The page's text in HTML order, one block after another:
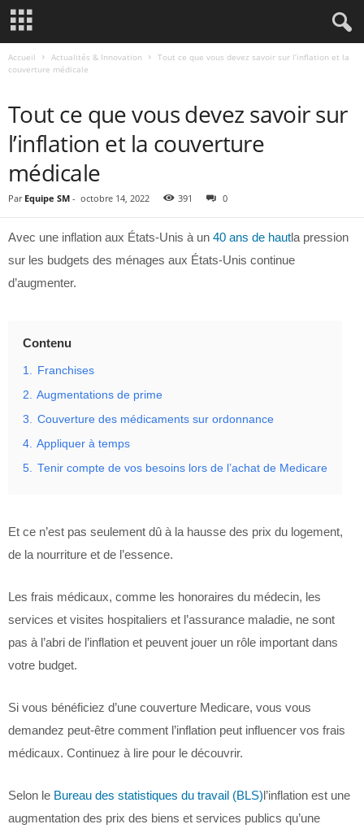
Accueil Actualités & Innovation
Tout ce que vous devez savoir sur l’inflation et la
couverture médicale
Tout ce que vous devez savoir sur
l’inflation et la couverture
médicale
Par Equipe SM - octobre 14, 2022 391 0
Avec une inflation aux États-Unis à un 40 ans de hautla pression
sur les budgets des ménages aux États-Unis continue
d’augmenter.
Contenu
1. Franchises
2. Augmentations de prime
3. Couverture des médicaments sur ordonnance
4. Appliquer à temps
5. Tenir compte de vos besoins lors de l’achat de Medicare
Et ce n’est pas seulement dû à la hausse des prix du logement,
de la nourriture et de l’essence.
Les frais médicaux, comme les honoraires du médecin, les
services et visites hospitaliers et l’assurance maladie, ne sont
pas à l’abri de l’inflation et peuvent jouer un rôle important dans
votre budget.
Si vous bénéficiez d’une couverture Medicare, vous vous
demandez peut-être comment l’inflation peut influencer vos frais
médicaux. Continuez à lire pour le découvrir.
Selon le Bureau des statistiques du travail (BLS)l’inflation est une
augmentation des prix des biens et services publics qu’une